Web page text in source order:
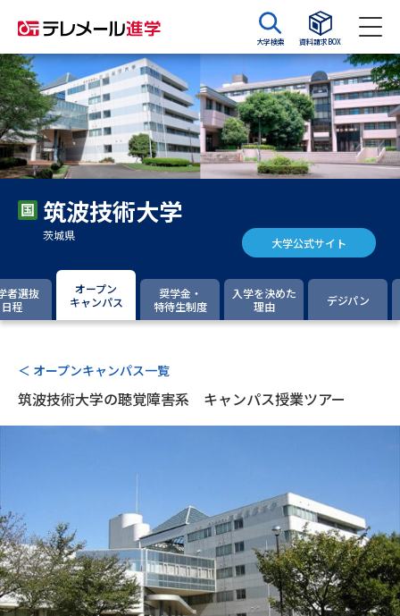
大学検索 資料請求BOX
資料請求 資料検索
大学・短大の資料種類から請求
大学パンフ
集要項＆願書
大学入学共通テスト利用選抜の
過去問題集
専門学校の資料請求 大学院の資料請求
高等学校卒業程度認定試験
幼稚園教員資格認定試験 小学校教員資格認定試験
高等学校（情報）教員資格認定
試験
筑波技術大学
茨城県 大学公式サイト
者選抜
日程
オープン
キャンパス
奨学金・
特待生制度
入学を決めた
理由
デジパン
＜ オープンキャンパス一覧
筑波技術大学の聴覚障害系 キャンパス授業ツアー